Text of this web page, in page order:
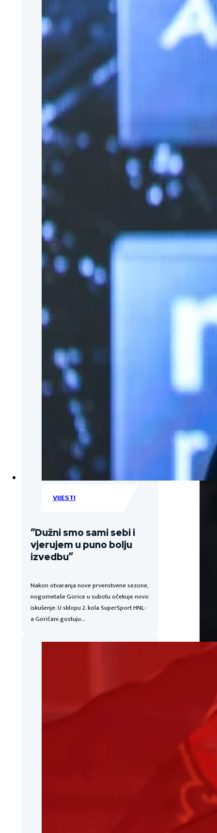
VIJESTI
“Dužni smo sami sebi i
vjerujem u puno bolju
izvedbu”
Nakon otvaranja nove prvenstvene sezone,
nogometaše Gorice u subotu očekuje novo
iskušenje. U sklopu 2. kola SuperSport HNL-
a Goričani gostuju…